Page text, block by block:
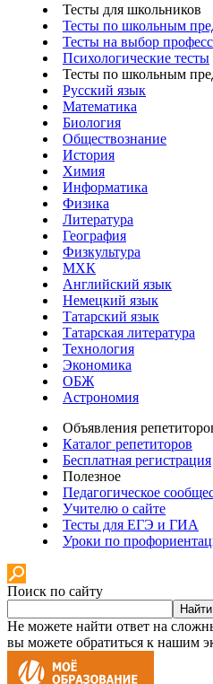
Тесты для школьников
Тесты по школьным
Тесты на выбор
Психологические тесты
Тесты по школьным
Русский язык
Математика
Биология
Обществознание
История
Химия
Информатика
Физика
Литература
География
Физкультура
МХК
Английский язык
Немецкий язык
Татарский язык
Татарская литература
Технология
Экономика
ОБЖ
Астрономия
Объявления
Каталог репетиторов
Бесплатная регистрация
Полезное
Педагогическое
Учителю о сайте
Тесты для ЕГЭ и ГИА
Уроки по
Поиск по сайту
Найти
Не можете найти ответ на
вы можете обратиться к нашим